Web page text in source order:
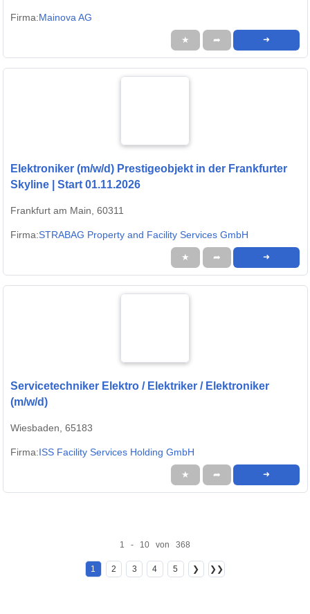
Firma:Mainova AG
★ ➦ ➜
Elektroniker (m/w/d) Prestigeobjekt in der Frankfurter
Skyline | Start 01.11.2026
Frankfurt am Main, 60311
Firma:STRABAG Property and Facility Services GmbH
★ ➦ ➜
Servicetechniker Elektro / Elektriker / Elektroniker
(m/w/d)
Wiesbaden, 65183
Firma:ISS Facility Services Holding GmbH
★ ➦ ➜
1 - 10 von 368
1 2 3 4 5 ❯ ❯❯